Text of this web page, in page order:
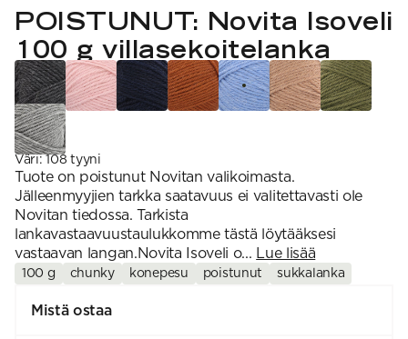
7 Veljestä
Nalle
Wonder Wool
Hehku
1 = ohuin, 7 = paksuin
1. Lace
2. 4-ply
3. Sport
4. DK
5. Aran
SESONGIN MALLISTOT
SS26 Kirsikka
Simberg & Hanna
Sumari
SS26 Hyvän olon
neuleet
SS26 Signature
Collection
INSPIROIDU
Yhteisö
Ajankohtaista
Tilaa uutiskirje
POISTUNUT: Novita Isoveli
100 g villasekoitelanka
Väri:108 tyyni
Tuote on poistunut Novitan valikoimasta.
Jälleenmyyjien tarkka saatavuus ei valitettavasti ole
Novitan tiedossa. Tarkista
lankavastaavuustaulukkomme tästä löytääksesi
vastaavan langan.Novita Isoveli o... Lue lisää
100 g chunky konepesu poistunut sukkalanka
Mistä ostaa